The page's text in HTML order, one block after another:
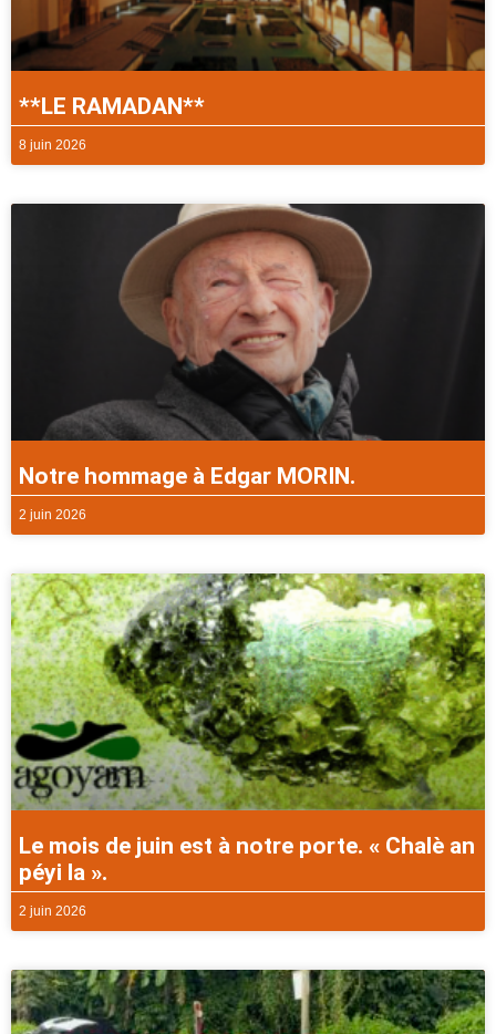
**LE RAMADAN**
8 juin 2026
Notre hommage à Edgar MORIN.
2 juin 2026
Le mois de juin est à notre porte. « Chalè an
péyi la ».
2 juin 2026